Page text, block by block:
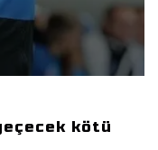
kötü